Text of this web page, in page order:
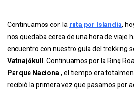
Continuamos con la ruta por Islandia,
nos quedaba cerca de una hora de viaje
encuentro con nuestro guía del trekking
Vatnajökull
. Continuamos por la Ring
Parque Nacional , el tiempo era
recibió la primera vez que pasamos por